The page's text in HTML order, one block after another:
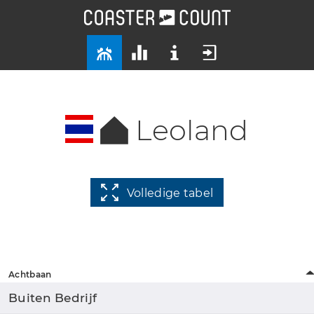
Leoland
Volledige tabel
Achtbaan
Buiten Bedrijf